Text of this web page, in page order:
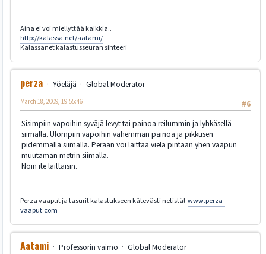
Aina ei voi miellyttää kaikkia..
http://kalassa.net/aatami/
Kalassanet kalastusseuran sihteeri
perza Yöeläjä
Global Moderator
#6
March 18, 2009, 19:55:46
Sisimpiin vapoihin syväjä levyt tai painoa reilummin ja lyhkäsellä
siimalla. Ulompiin vapoihin vähemmän painoa ja pikkusen
pidemmällä siimalla. Perään voi laittaa vielä pintaan yhen vaapun
muutaman metrin siimalla.
Noin ite laittaisin.
Perza vaaput ja tasurit kalastukseen kätevästi netistä! www.perza-
vaaput.com
Aatami Professorin vaimo
Global Moderator